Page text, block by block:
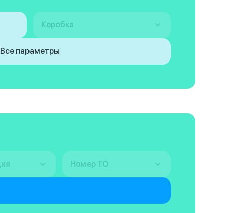
Коробка
Все параметры
Номер ТО